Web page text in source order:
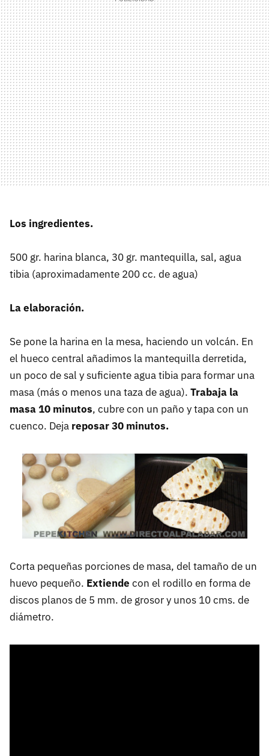
Los ingredientes.
500 gr. harina blanca, 30 gr. mantequilla, sal, agua
tibia (aproximadamente 200 cc. de agua)
La elaboración.
Se pone la harina en la mesa, haciendo un volcán. En
el hueco central añadimos la mantequilla derretida,
un poco de sal y suficiente agua tibia para formar una
masa (más o menos una taza de agua). Trabaja la
masa 10 minutos, cubre con un paño y tapa con un
cuenco. Deja reposar 30 minutos.
Corta pequeñas porciones de masa, del tamaño de un
huevo pequeño. Extiende con el rodillo en forma de
discos planos de 5 mm. de grosor y unos 10 cms. de
diámetro.